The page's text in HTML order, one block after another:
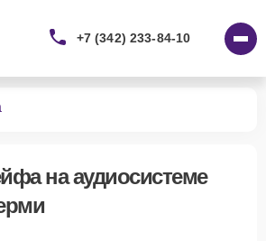
+7 (342) 233-84-10
на аудиосистеме